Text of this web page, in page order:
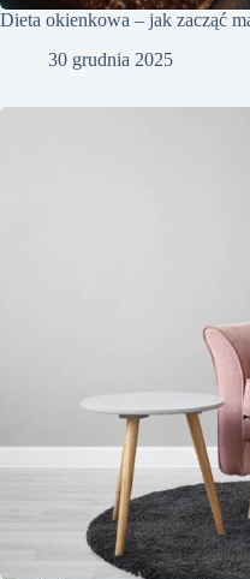
Dieta okienkowa – jak zacząć
30 grudnia 2025